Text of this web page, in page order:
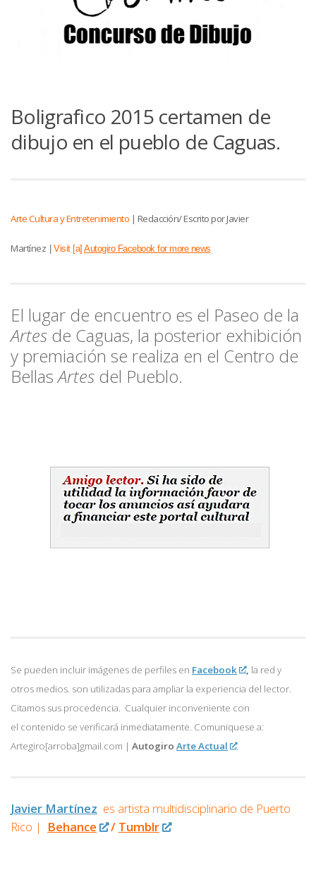
Boligrafico 2015 certamen de
dibujo en el pueblo de Caguas.
Arte Cultura y Entretenimiento | Redacción/ Escrito por Javier
Martínez Visit [a] Autogiro Facebook for more news
El lugar de encuentro es el Paseo de la
Artes de Caguas, la posterior exhibición
y premiación se realiza en el Centro de
BellasArtes del Pueblo.
Se pueden incluir imágenes de perfiles en Facebook , la red y
otros medios. son utilizadas para ampliar la experiencia del lector.
Citamos sus procedencia. Cualquier inconveniente con
el contenido se verificará inmediatamente. Comuniquese a:
Artegiro[arroba]gmail.com | Autogiro Arte Actual
Javier Martínez es artista multidisciplinario de Puerto
Rico |
Behance / Tumblr